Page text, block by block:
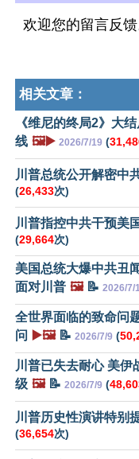
欢迎您的留言反馈
相关文章：
《维尼的终局2》大
线 🖼️▶️ 2026/7/19 (
川普总统公开解密中
(26,433次)
川普指控中共干预美
(29,664次)
美国总统大爆中共丑
面对川普 🖼️📝 2026/7/
全世界面临的致命问
问 ▶️🖼️📝 2026/7/9 (
川普已失去耐心 美伊
级 🖼️📝 2026/7/9 (
川普历史性演讲特别
(36,654次)